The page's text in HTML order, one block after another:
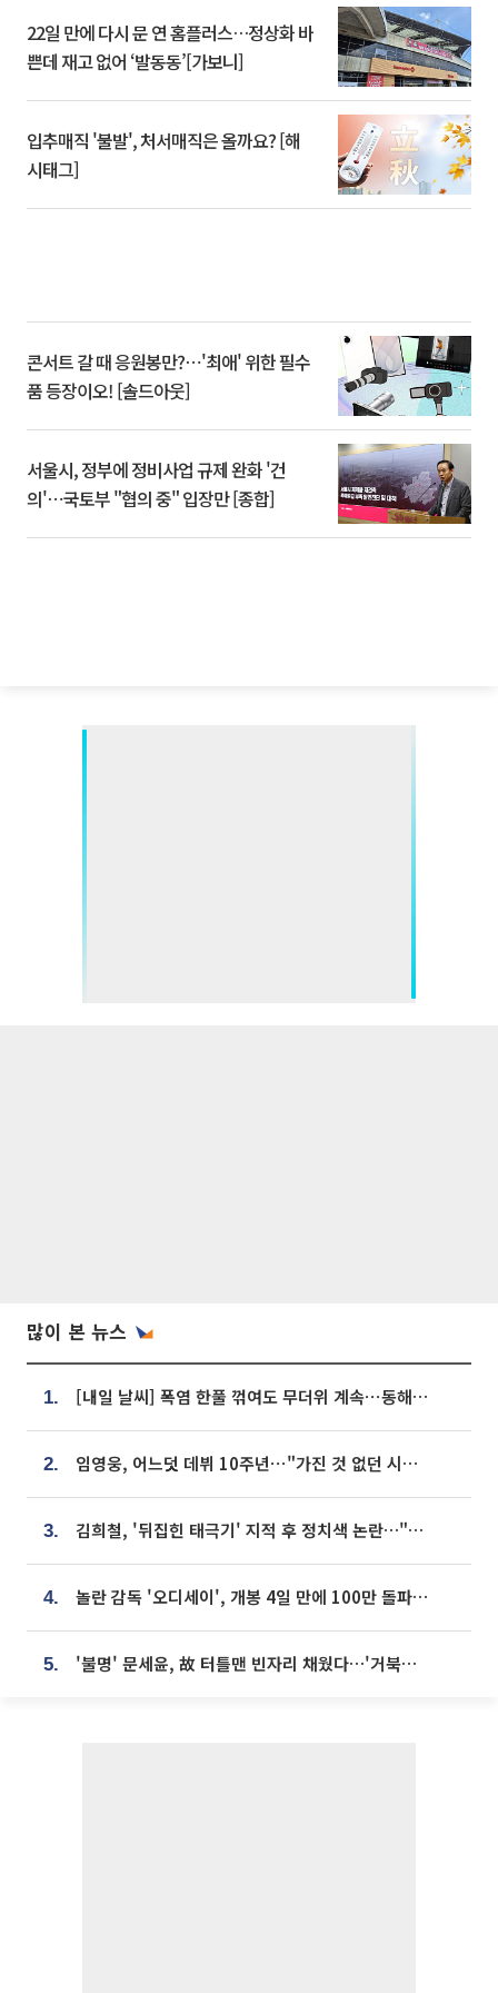
22일 만에 다시 문 연 홈플러스…정상화 바
쁜데 재고 없어 ‘발동동’[가보니]
입추매직 '불발', 처서매직은 올까요? [해
시태그]
콘서트 갈 때 응원봉만?⋯'최애' 위한 필수
품 등장이오! [솔드아웃]
서울시, 정부에 정비사업 규제 완화 '건
의'⋯국토부 "협의 중" 입장만 [종합]
많이 본 뉴스
1. [내일 날씨] 폭염 한풀 꺾여도 무더위 계속⋯동해안 이틀 연속 비
2. 임영웅, 어느덧 데뷔 10주년⋯"가진 것 없던 시절, 내 앞엔 20명의 팬뿐"
3. 김희철, '뒤집힌 태극기' 지적 후 정치색 논란…"좌우 떠나 우리나라 국기"
4. 놀란 감독 '오디세이', 개봉 4일 만에 100만 돌파⋯'왕사남' 보다 빠르다
5. '불명' 문세윤, 故 터틀맨 빈자리 채웠다…'거북이' 눈물의 최종 우승